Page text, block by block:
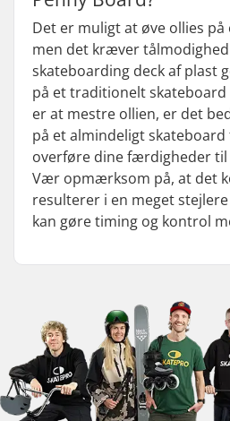
Det er muligt at øve ollies på
men det kræver
skateboarding deck af plast
på et traditionelt
er at mestre ollien, er det
på et almindeligt
overføre dine færdigheder til
Vær opmærksom på, at det
resulterer i en meget
kan gøre timing og kontrol